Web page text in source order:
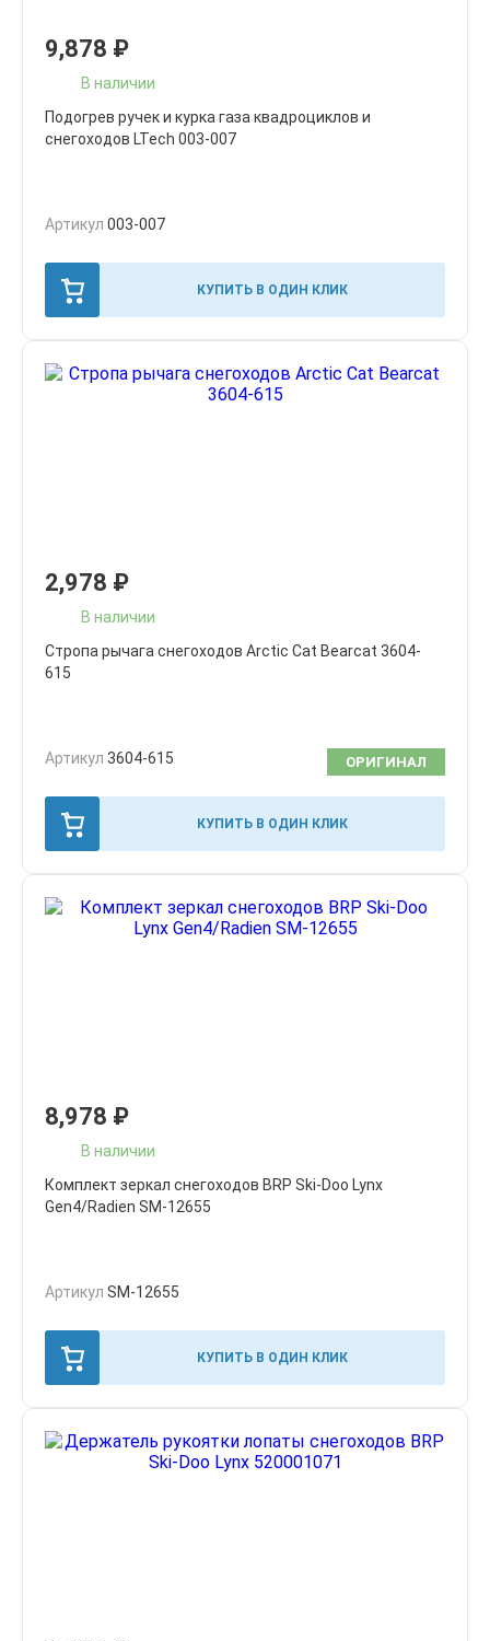
9,878 ₽
В наличии
Подогрев ручек и курка газа квадроциклов и
снегоходов LTech 003-007
Артикул 003-007
КУПИТЬ В ОДИН КЛИК
2,978 ₽
В наличии
Стропа рычага снегоходов Arctic Cat Bearcat 3604-
615
Артикул 3604-615 ОРИГИНАЛ
КУПИТЬ В ОДИН КЛИК
8,978 ₽
В наличии
Комплект зеркал снегоходов BRP Ski-Doo Lynx
Gen4/Radien SM-12655
Артикул SM-12655
КУПИТЬ В ОДИН КЛИК